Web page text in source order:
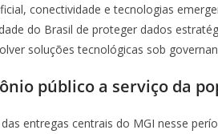
conectividade etecnologias
do Brasil de proteger dados
soluçõestecnológicas sob
público a serviço da
das entregas centrais do MGI nesse